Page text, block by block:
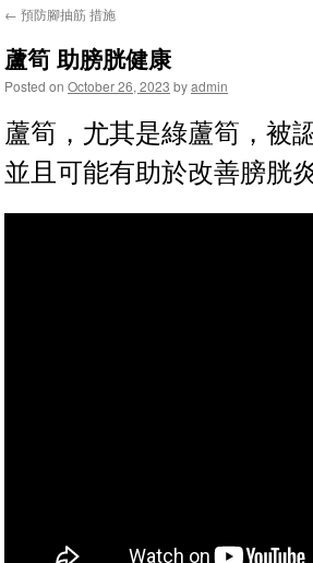
content
← 預防腳抽筋 措施
蘆筍 助膀胱健康
Posted on October 26, 2023 byadmin
蘆筍，尤其是綠蘆筍，被
並且可能有助於改善膀胱